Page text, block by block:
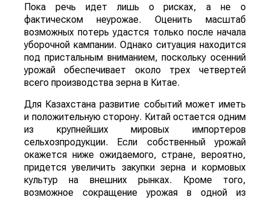
Пока речь идет лишь о рисках, а не о
фактическом неурожае. Оценить масштаб
возможных потерь удастся только после начала
уборочной кампании. Однако ситуация находится
под пристальным вниманием, поскольку осенний
урожай обеспечивает около трех четвертей
всего производства зерна в Китае.
Для Казахстана развитие событий может иметь
и положительную сторону. Китай остается одним
из крупнейших мировых импортеров
сельхозпродукции. Если собственный урожай
окажется ниже ожидаемого, стране, вероятно,
придется увеличить закупки зерна и кормовых
культур на внешних рынках. Кроме того,
возможное сокращение урожая в одной из